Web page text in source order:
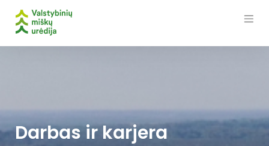
content
Darbas ir karjera